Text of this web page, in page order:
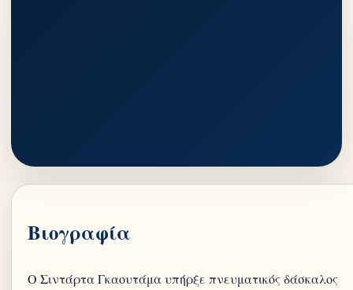
Βιογραφία
Ο Σιντάρτα Γκαουτάμα υπήρξε πνευματικός δάσκαλος